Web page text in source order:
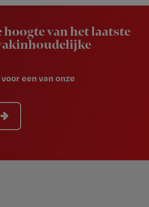
van het laatste
een van onze